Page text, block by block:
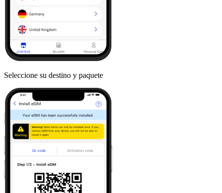
Seleccione su destino y paquete